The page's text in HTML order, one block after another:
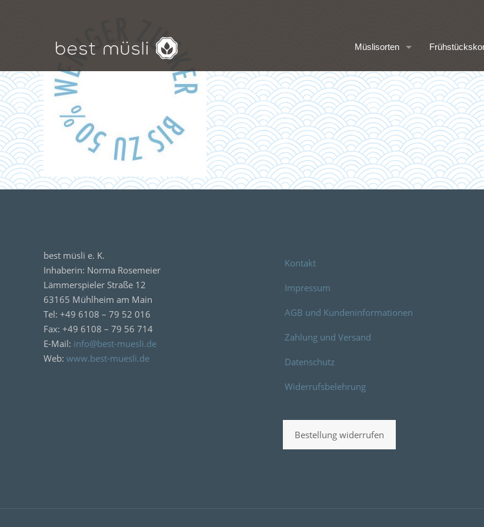
Müslisorten
best müsli e. K.
Inhaberin: Norma Rosemeier
Lämmerspieler Straße 12
63165 Mühlheim am Main
Tel: +49 6108 – 79 52 016
Fax: +49 6108 – 79 56 714
E-Mail: info@best-muesli.de
Web: www.best-muesli.de
Kontakt
Impressum
AGB und Kundeninformationen
Zahlung und Versand
Datenschutz
Widerrufsbelehrung
Bestellung widerrufen